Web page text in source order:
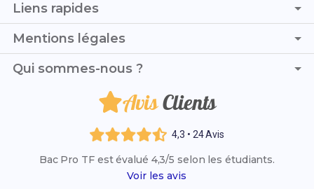
Liens rapides
Page d'accueil
Simulateur de notes
Trouver son stage
Trouver son alternance
Référentiel officiel
Annales et corrigés
Les Bac Pro en Artisanat & Métiers d'Art
Liste des établissements
Mentions légales
C.G.V. - C.G.U.
Politique de remboursement
Qui sommes-nous ?
Je suis Nathan et, avec Lola, nous mettons toute notre
énergie à t’accompagner et te soutenir dans ta réussite
en Bac Pro TF (Transport Fluvial).
AvisClients
4,3 • 24 Avis
Bac Pro TF est évalué 4,3/5 selon les étudiants.
Voir les avis